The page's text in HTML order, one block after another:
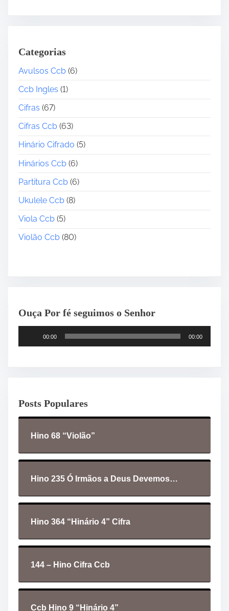
Categorias
Avulsos Ccb (6)
Ccb Ingles (1)
Cifras (67)
Cifras Ccb (63)
Hinário Cifrado (5)
Hinários Ccb (6)
Partitura Ccb (6)
Ukulele Ccb (8)
Viola Ccb (5)
Violão Ccb (80)
Ouça Por fé seguimos o Senhor
r
d
u
00:00 00:00
Posts Populares
Hino 68 “Violão”
Hino 235 Ó Irmãos a Deus Devemos…
Hino 364 “Hinário 4” Cifra
144 – Hino Cifra Ccb
Ccb Hino 9 “Hinário 4”